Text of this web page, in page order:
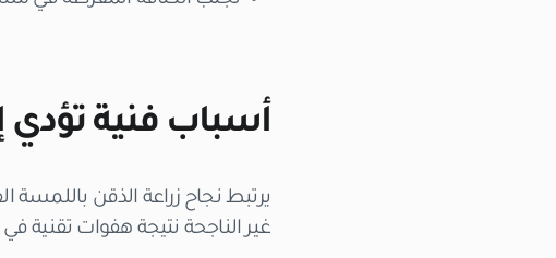
أسباب فنية تؤدي
يرتبط نجاح زراعة الذقن باللمسة
غير الناجحة نتيجة هفوات تقنية